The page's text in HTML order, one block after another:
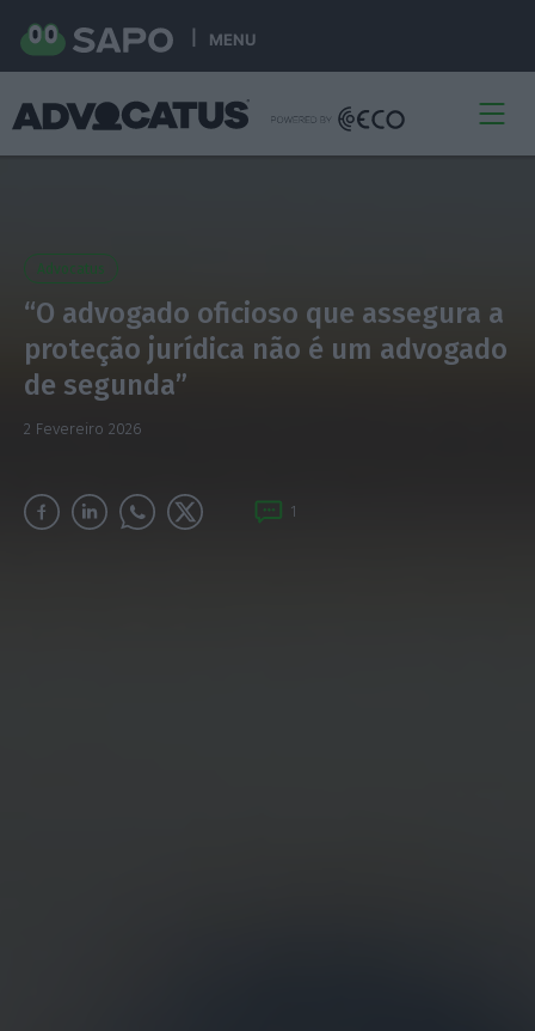
MENU
Advocatus
“O advogado oficioso que assegura a
proteção jurídica não é um advogado
de segunda”
2 Fevereiro 2026
1